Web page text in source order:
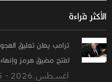
الأكثر قراءة
ترامب يعلن تعليق
لفتح مضيق هرمز وإنهاء
02 اغســطس.2026 - 16:15